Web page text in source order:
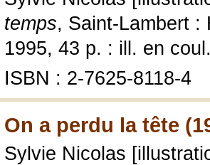
temps, Saint-Lambert :
1995, 43 p. : ill. en
ISBN : 2-7625-8118-4
On a perdu la tête
Sylvie Nicolas